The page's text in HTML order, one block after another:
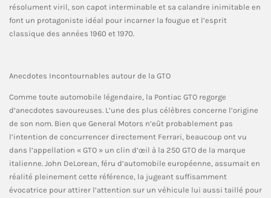
résolument viril, son capot interminable et sa calandre inimitable en
font un protagoniste idéal pour incarner la fougue et l’esprit
classique des années 1960 et 1970.
Anecdotes Incontournables autour de la GTO
Comme toute automobile légendaire, la Pontiac GTO regorge
d’anecdotes savoureuses. L’une des plus célèbres concerne l’origine
de son nom. Bien que General Motors n’eût probablement pas
l’intention de concurrencer directement Ferrari, beaucoup ont vu
dans l’appellation « GTO » un clin d’œil à la 250 GTO de la marque
italienne. John DeLorean, féru d’automobile européenne, assumait en
réalité pleinement cette référence, la jugeant suffisamment
évocatrice pour attirer l’attention sur un véhicule lui aussi taillé pour